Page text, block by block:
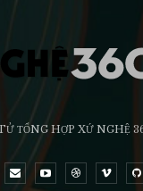
ТỔNG HỢP XỨ NGHỆ